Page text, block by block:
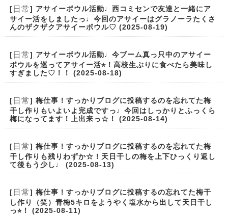
[ 日常] アサイーボウル活動♩西コミセンで友達と一緒にア
サイー活をしましたっ♩今回のアサイーはグラノーラたくさ
んのザクザクアサイーボウル♡ (2025-08-19)
[ 日常] アサイーボウル活動♩今ブーム真っ只中のアサイー
ボウルを巡ってアサイー活⭐︎！高校生ぶりに食べたら美味し
すぎました♡！！ (2025-08-18)
[ 日常] 梅仕事！すっかりブログに投稿するのを忘れてた梅
干し作りもいよいよ完成ですっ♩今回はしっかりとふっくら
梅になってます！上出来っ☆！ (2025-08-14)
[ 日常] 梅仕事！すっかりブログに投稿するのを忘れてた梅
干し作りも残りわずか☆！天日干しの梅を上下ひっくり返し
て後もう少し♩ (2025-08-13)
[ 日常] 梅仕事！すっかりブログに投稿するの忘れてた梅干
し作り（笑）青梅5キロをようやく塩水から出して天日干し
っ⭐︎！ (2025-08-11)